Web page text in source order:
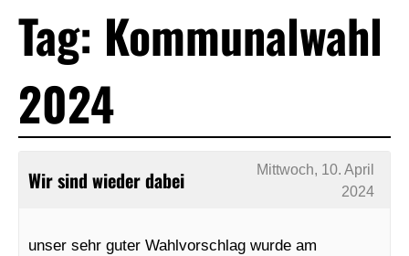
Tag: Kommunalwahl
2024
Wir sind wieder dabei
Mittwoch, 10. April
2024
unser sehr guter Wahlvorschlag wurde am